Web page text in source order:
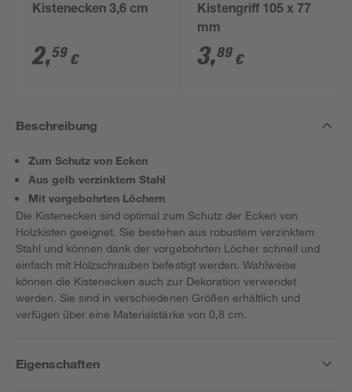
Kistenecken 3,6 cm
2,59 €
Kistengriff 105 x 77
mm
3,89 €
Beschreibung
Zum Schutz von Ecken
Aus gelb verzinktem Stahl
Mit vorgebohrten Löchern
Die Kistenecken sind optimal zum Schutz der Ecken von
Holzkisten geeignet. Sie bestehen aus robustem verzinktem
Stahl und können dank der vorgebohrten Löcher schnell und
einfach mit Holzschrauben befestigt werden. Wahlweise
können die Kistenecken auch zur Dekoration verwendet
werden. Sie sind in verschiedenen Größen erhältlich und
verfügen über eine Materialstärke von 0,8 cm.
Eigenschaften